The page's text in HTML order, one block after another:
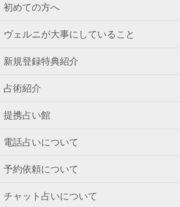
初めての方へ
ヴェルニが大事にしていること
新規登録特典紹介
占術紹介
提携占い館
電話占いについて
予約依頼について
チャット占いについて